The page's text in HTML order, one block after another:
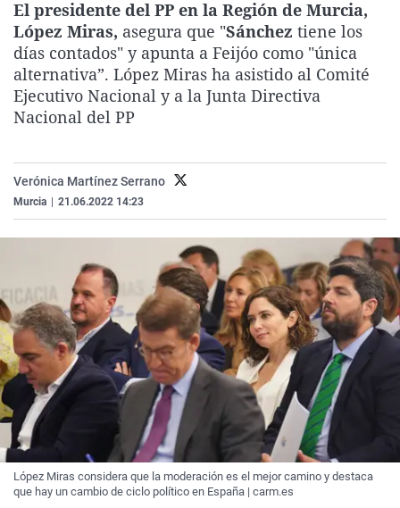
La rosa de los vientos
Gente viajera
Como el perro y el
Caso
Retornados
Equipo de
Extremadura
Galicia
La Rioja
Virales
Televisión
Elecciones
El presidente del PP en la Región de Murcia,
López Miras, asegura que "Sánchez tiene los
días contados" y apunta a Feijóo como "única
alternativa”. López Miras ha asistido al Comité
Ejecutivo Nacional y a la Junta Directiva
Nacional del PP
Verónica Martínez Serrano
Murcia 21.06.2022 14:23
López Miras considera que la moderación es el mejor camino y destaca
que hay un cambio de ciclo político en España | carm.es